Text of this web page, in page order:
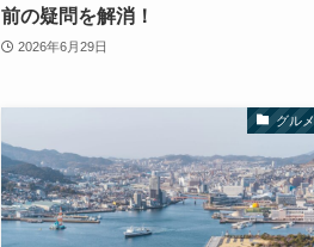
前の疑問を解消！
2026年6月29日
グルメ